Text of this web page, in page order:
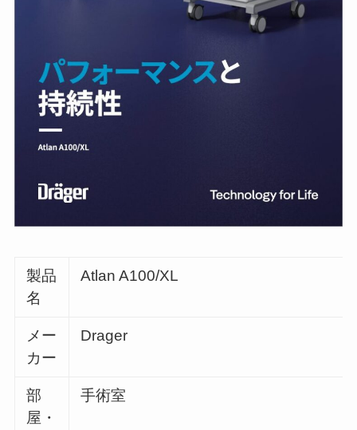
製品
名
Atlan A100/XL
メー
カー
Drager
部
屋・
手術室